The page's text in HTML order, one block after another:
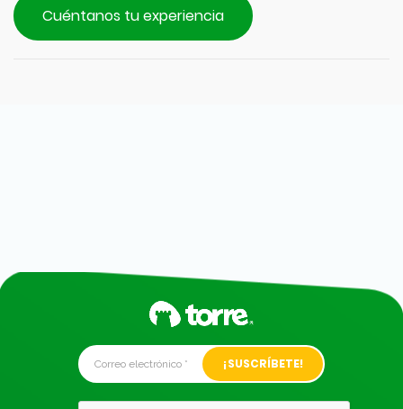
Cuéntanos tu experiencia
Alternative: